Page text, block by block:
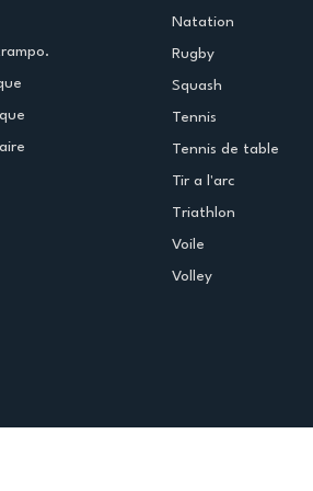
Natation
Rugby
Squash
Tennis
Tennis de table
Tir a l'arc
Triathlon
Voile
Volley